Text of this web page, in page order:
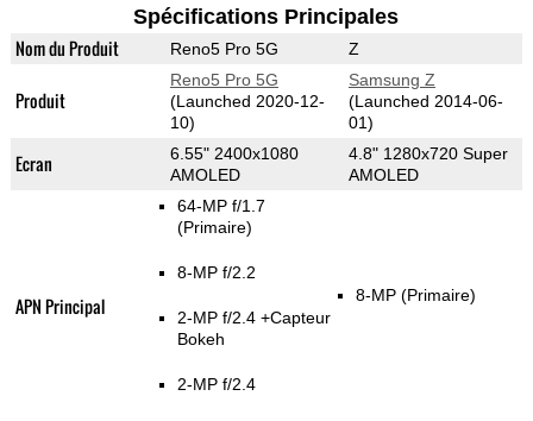
Spécifications Principales
Nom du Produit Reno5 Pro 5G Z
Produit
Reno5 Pro 5G
(Launched 2020-12-
10)
Samsung Z
(Launched 2014-06-
01)
Ecran
6.55" 2400x1080
AMOLED
4.8" 1280x720 Super
AMOLED
APN Principal
64-MP f/1.7
(Primaire)
8-MP f/2.2
2-MP f/2.4 +Capteur
Bokeh
2-MP f/2.4
8-MP (Primaire)